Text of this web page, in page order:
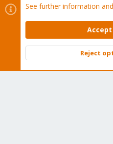
Cookies
Proxmox Support
Contact us
Terms and rules
Community platform by XenForo ©
See further information
Reject